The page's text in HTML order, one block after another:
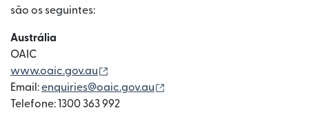
são os seguintes:
Austrália
OAIC
www.oaic.gov.au
Email:enquiries@oaic.gov.au
Telefone: 1300 363 992